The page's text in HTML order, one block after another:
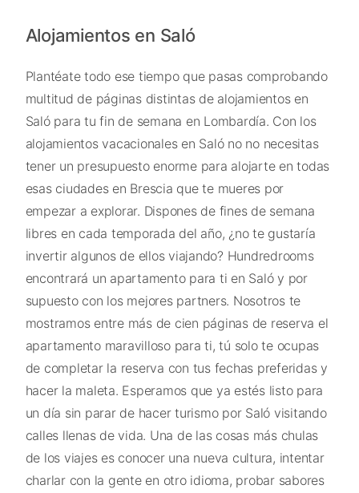
Alojamientos en Saló
Plantéate todo ese tiempo que pasas comprobando
multitud de páginas distintas de alojamientos en
Saló para tu fin de semana en Lombardía. Con los
alojamientos vacacionales en Saló no no necesitas
tener un presupuesto enorme para alojarte en todas
esas ciudades en Brescia que te mueres por
empezar a explorar. Dispones de fines de semana
libres en cada temporada del año, ¿no te gustaría
invertir algunos de ellos viajando? Hundredrooms
encontrará un apartamento para ti en Saló y por
supuesto con los mejores partners. Nosotros te
mostramos entre más de cien páginas de reserva el
apartamento maravilloso para ti, tú solo te ocupas
de completar la reserva con tus fechas preferidas y
hacer la maleta. Esperamos que ya estés listo para
un día sin parar de hacer turismo por Saló visitando
calles llenas de vida. Una de las cosas más chulas
de los viajes es conocer una nueva cultura, intentar
charlar con la gente en otro idioma, probar sabores